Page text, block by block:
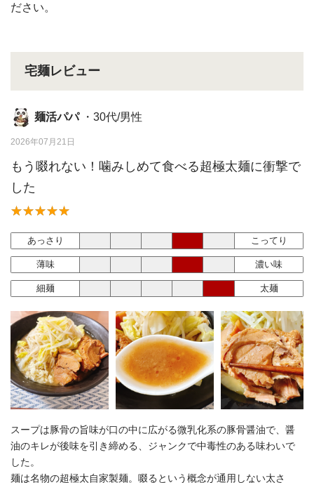
ださい。
宅麺レビュー
麺活パパ ・30代/男性
2026年07月21日
もう啜れない！噛みしめて食べる超極太麺に衝撃で
した
あっさり こってり
薄味 濃い味
細麺 太麺
スープは豚骨の旨味が口の中に広がる微乳化系の豚骨醤油で、醤
油のキレが後味を引き締める、ジャンクで中毒性のある味わいで
した。
麺は名物の超極太自家製麺。啜るという概念が通用しない太さ